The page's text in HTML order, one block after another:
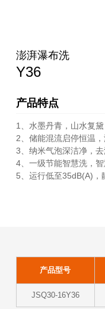
澎湃瀑布洗
Y36
产品特点
1、水墨丹青，山水复黛
2、储能混流启停恒温
3、纳米气泡深洁净，
4、一级节能智慧洗，
5、运行低至35dB(A)，
产品型号
JSQ30-16Y36